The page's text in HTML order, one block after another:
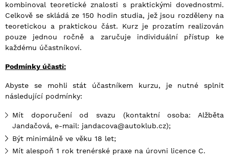
kombinoval teoretické znalosti s praktickými dovednostmi.
Celkově se skládá ze 150 hodin studia, jež jsou rozděleny na
teoretickou a praktickou část. Kurz je prozatím realizován
pouze jednou ročně a zaručuje individuální přístup ke
každému účastníkovi.
Podmínky účasti:
Abyste se mohli stát účastníkem kurzu, je nutné splnit
následující podmínky:
Mít doporučení od svazu (kontaktní osoba: Alžběta
Jandačová, e-mail: jandacova@autoklub.cz);
Být minimálně ve věku 18 let;
Mít alespoň 1 rok trenérské praxe na úrovni licence C.